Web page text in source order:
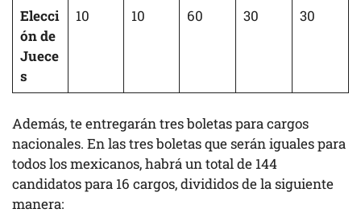
Elecci
ón de
Juece
s
10 10 60 30 30
Además, te entregarán tres boletas para cargos
nacionales. En las tres boletas que serán iguales para
todos los mexicanos, habrá un total de 144
candidatos para 16 cargos, divididos de la siguiente
manera: